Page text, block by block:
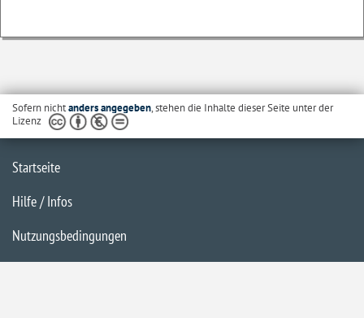
Sofern nichtanders angegeben, stehen die Inhalte dieser Seite unter der
Lizenz
Startseite
Hilfe / Infos
Nutzungsbedingungen